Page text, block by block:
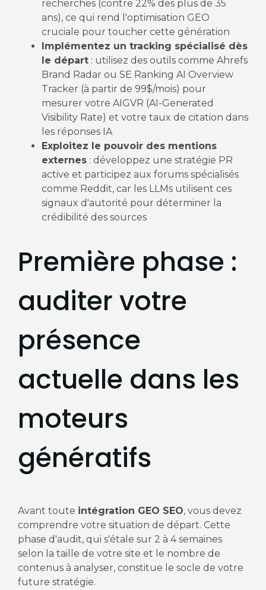
recherches (contre 22% des plus de 35
ans), ce qui rend l'optimisation GEO
cruciale pour toucher cette génération
Implémentez un tracking spécialisé dès
le départ: utilisez des outils comme Ahrefs
Brand Radar ou SE Ranking AI Overview
Tracker (à partir de 99$/mois) pour
mesurer votre AIGVR (AI-Generated
Visibility Rate) et votre taux de citation dans
les réponses IA
Exploitez le pouvoir des mentions
externes: développez une stratégie PR
active et participez aux forums spécialisés
comme Reddit, car les LLMs utilisent ces
signaux d'autorité pour déterminer la
crédibilité des sources
Première phase :
auditer votre
présence
actuelle dans les
moteurs
génératifs
Avant toute intégration GEO SEO, vous devez
comprendre votre situation de départ. Cette
phase d'audit, qui s'étale sur 2 à 4 semaines
selon la taille de votre site et le nombre de
contenus à analyser, constitue le socle de votre
future stratégie.